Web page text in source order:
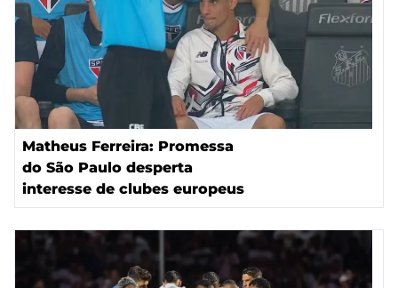
Matheus Ferreira: Promessa
do São Paulo desperta
interesse de clubes europeus